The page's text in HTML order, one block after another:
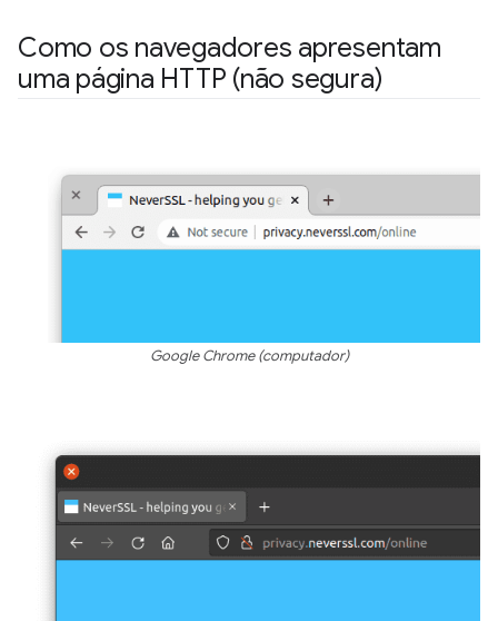
Como os navegadores apresentam
uma página HTTP (não segura)
Google Chrome (computador)